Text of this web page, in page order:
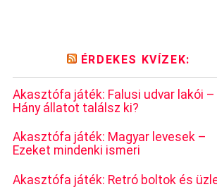
ÉRDEKES KVÍZEK:
Akasztófa játék: Falusi udvar lakói –
Hány állatot találsz ki?
Akasztófa játék: Magyar levesek –
Ezeket mindenki ismeri
Akasztófa játék: Retró boltok és